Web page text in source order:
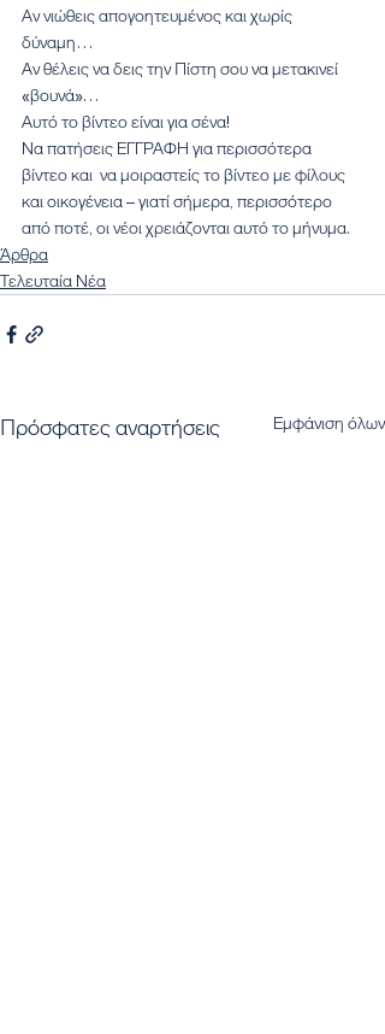
Αν νιώθεις απογοητευμένος και χωρίς
δύναμη…
Αν θέλεις να δεις την Πίστη σου να μετακινεί
«βουνά»…
Αυτό το βίντεο είναι για σένα!
Να πατήσεις ΕΓΓΡΑΦΗ για περισσότερα
βίντεο και  να μοιραστείς το βίντεο με φίλους
και οικογένεια – γιατί σήμερα, περισσότερο
από ποτέ, οι νέοι χρειάζονται αυτό το μήνυμα.
Άρθρα
Τελευταία Νέα
Πρόσφατες αναρτήσεις Εμφάνιση όλων